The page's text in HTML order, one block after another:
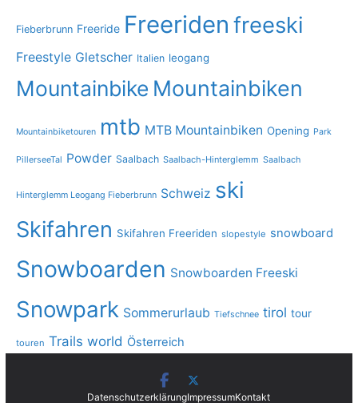
Fieberbrunn Freeride Freeriden freeski
Freestyle Gletscher Italien leogang
Mountainbike Mountainbiken
Mountainbiketouren mtb MTB Mountainbiken Opening Park
PillerseeTal Powder Saalbach Saalbach-Hinterglemm Saalbach
Hinterglemm Leogang Fieberbrunn Schweiz ski
Skifahren Skifahren Freeriden slopestyle snowboard
Snowboarden Snowboarden Freeski
Snowpark Sommerurlaub Tiefschnee tirol tour
touren Trails world Österreich
DatenschutzerklärungImpressumKontakt